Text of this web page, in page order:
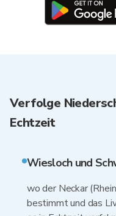
Verfolge
Echtzeit
Wiesloch und
wo der Neckar
bestimmt und das